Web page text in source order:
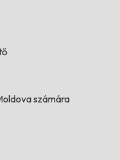
számára